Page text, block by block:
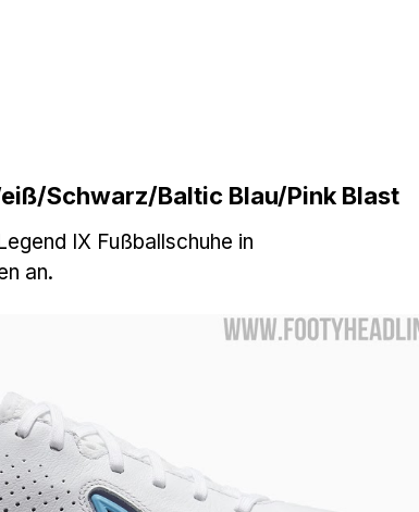
Schwarz/Baltic Blau/Pink Blast
IX Fußballschuhe in
an.